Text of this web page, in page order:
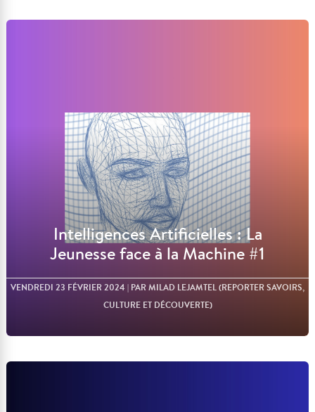
Intelligences Artificielles : La
Jeunesse face à la Machine #1
VENDREDI 23 FÉVRIER 2024 | PAR MILAD LEJAMTEL (REPORTER SAVOIRS,
CULTURE ET DÉCOUVERTE)